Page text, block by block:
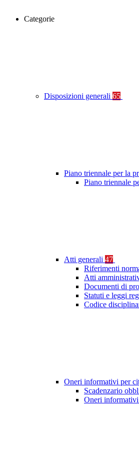
Categorie
Disposizioni generali 65
Piano triennale per la
Piano triennale
Atti generali 47
Riferimenti
Atti
Documenti di
Statuti e leggi
Codice
Oneri informativi per
Scadenzario
Oneri